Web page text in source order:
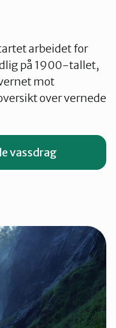
arbeidet for
på 1900-tallet,
mot
over vernede
vassdrag